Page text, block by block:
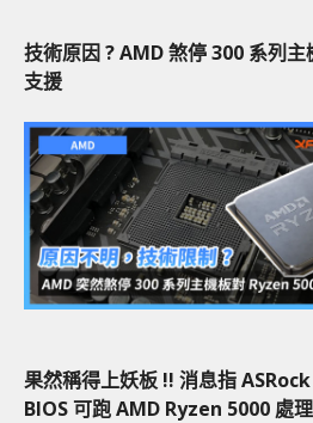
技術原因 ? AMD 煞停 300 系列
支援
果然稱得上妖板 !! 消息指
BIOS 可跑 AMD Ryzen 5000 處